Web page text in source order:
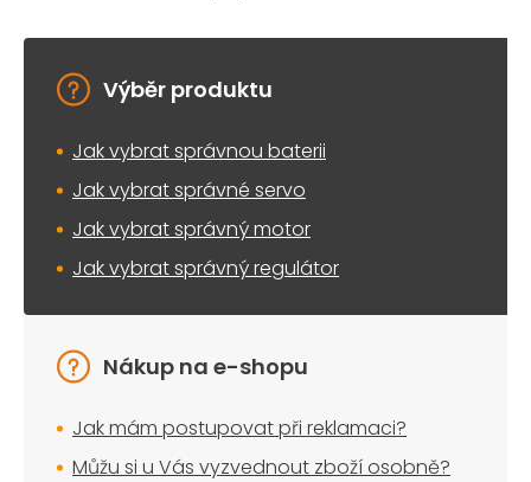
Výběr produktu
Jak vybrat správnou baterii
Jak vybrat správné servo
Jak vybrat správný motor
Jak vybrat správný regulátor
Nákup na e-shopu
Jak mám postupovat při reklamaci?
Můžu si u Vás vyzvednout zboží osobně?